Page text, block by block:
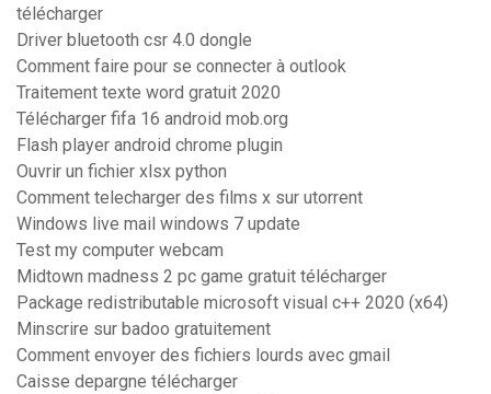
télécharger
Driver bluetooth csr 4.0 dongle
Comment faire pour se connecter à outlook
Traitement texte word gratuit 2020
Télécharger fifa 16 android mob.org
Flash player android chrome plugin
Ouvrir un fichier xlsx python
Comment telecharger des films x sur utorrent
Windows live mail windows 7 update
Test my computer webcam
Midtown madness 2 pc game gratuit télécharger
Package redistributable microsoft visual c++ 2020 (x64)
Minscrire sur badoo gratuitement
Comment envoyer des fichiers lourds avec gmail
Caisse depargne télécharger